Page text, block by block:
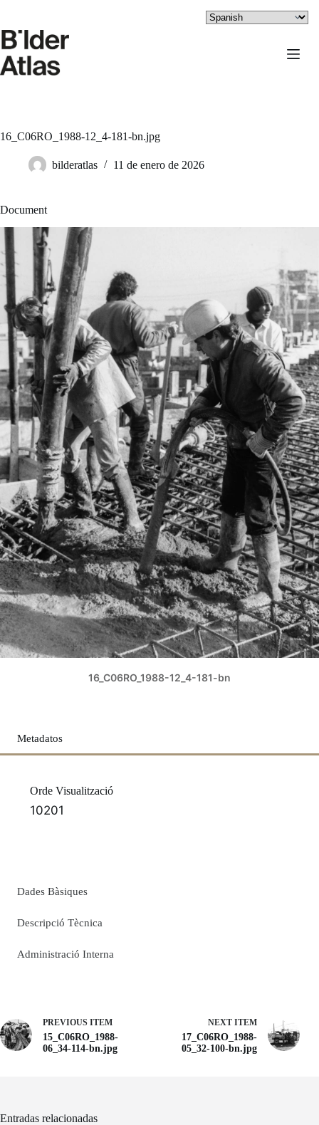
contenido
16_C06RO_1988-12_4-181-bn.jpg
bilderatlas 11 de enero de 2026
Document
16_C06RO_1988-12_4-181-bn
Metadatos
Orde Visualització
10201
Dades Bàsiques
Descripció Tècnica
Administració Interna
PREVIOUS ITEM
15_C06RO_1988-
06_34-114-bn.jpg
NEXT ITEM
17_C06RO_1988-
05_32-100-bn.jpg
Entradas relacionadas